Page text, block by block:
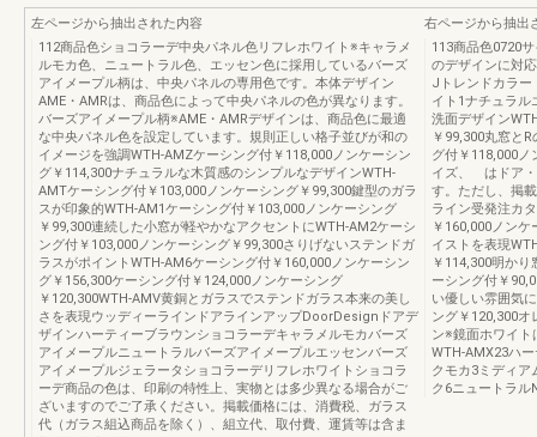
左ページから抽出された内容
112商品色ショコラーデ中央パネル色リフレホワイト※キャラメ
ルモカ色、ニュートラル色、エッセン色に採用しているバーズ
アイメープル柄は、中央パネルの専用色です。本体デザイン
AME・AMRは、商品色によって中央パネルの色が異なります。
バーズアイメープル柄※AME・AMRデザインは、商品色に最適
な中央パネル色を設定しています。規則正しい格子並びが和の
イメージを強調WTH-AMZケーシング付￥118,000ノンケーシン
グ￥114,300ナチュラルな木質感のシンプルなデザインWTH-
AMTケーシング付￥103,000ノンケーシング￥99,300鍵型のガラ
スが印象的WTH-AM1ケーシング付￥103,000ノンケーシング
￥99,300連続した小窓が軽やかなアクセントにWTH-AM2ケーシ
ング付￥103,000ノンケーシング￥99,300さりげないステンドガ
ラスがポイントWTH-AM6ケーシング付￥160,000ノンケーシン
グ￥156,300ケーシング付￥124,000ノンケーシング
￥120,300WTH-AMV黄銅とガラスでステンドガラス本来の美し
さを表現ウッディーラインドアラインアップDoorDesignドアデ
ザインハーティーブラウンショコラーデキャラメルモカバーズ
アイメープルニュートラルバーズアイメープルエッセンバーズ
アイメープルジェラータショコラーデリフレホワイトショコラ
ーデ商品の色は、印刷の特性上、実物とは多少異なる場合がご
ざいますのでご了承ください。掲載価格には、消費税、ガラス
代（ガラス組込商品を除く）、組立代、取付費、運賃等は含ま
右ページから抽出
113商品色0720
のデザインに対
Jトレンドカラー
イト1ナチュラル
洗面デザイン
￥99,300丸窓と
グ付￥118,000ノ
イズ、 はドア・
す。ただし、掲
ライン受発注カ
￥160,000ノン
イストを表現
￥114,300明か
ーシング付￥
い優しい雰囲気
ング￥120,300オ
ン※鏡面ホワイト
WTH-AMX23ハ
クモカ3ミディア
ク6ニュートラル